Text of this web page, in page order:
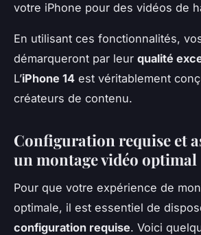
votre iPhone pour des vidéos de
En utilisant ces fonctionnalités,
démarqueront par leur qualité
L’iPhone 14 est véritablement
créateurs de contenu.
Configuration requise et
un montage vidéo optimal
Pour que votre expérience de
optimale, il est essentiel de
configuration requise. Voici